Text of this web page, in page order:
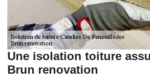
Une isolation toiture
Brun renovation